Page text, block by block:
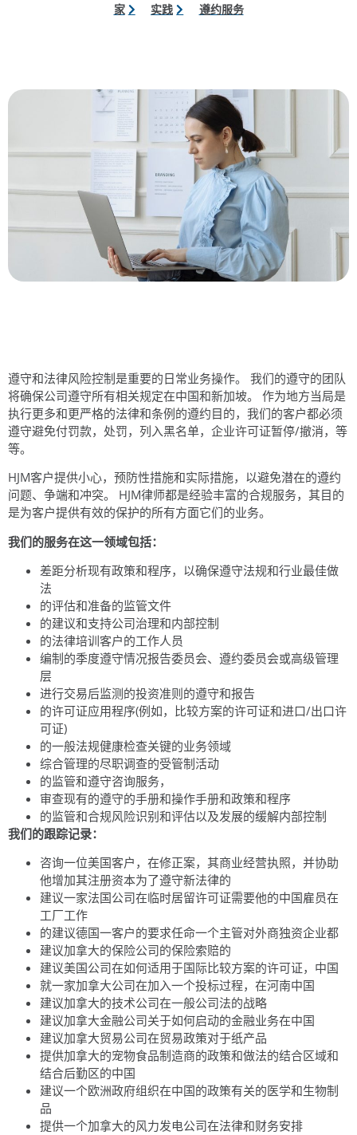
家 实践 遵约服务
遵守和法律风险控制是重要的日常业务操作。 我们的遵守的团队
将确保公司遵守所有相关规定在中国和新加坡。 作为地方当局是
执行更多和更严格的法律和条例的遵约目的，我们的客户都必须
遵守避免付罚款，处罚，列入黑名单，企业许可证暂停/撤消，等
等。
HJM客户提供小心，预防性措施和实际措施，以避免潜在的遵约
问题、争端和冲突。 HJM律师都是经验丰富的合规服务，其目的
是为客户提供有效的保护的所有方面它们的业务。
我们的服务在这一领域包括：
差距分析现有政策和程序，以确保遵守法规和行业最佳做
法
的评估和准备的监管文件
的建议和支持公司治理和内部控制
的法律培训客户的工作人员
编制的季度遵守情况报告委员会、遵约委员会或高级管理
层
进行交易后监测的投资准则的遵守和报告
的许可证应用程序(例如，比较方案的许可证和进口/出口许
可证)
的一般法规健康检查关键的业务领域
综合管理的尽职调查的受管制活动
的监管和遵守咨询服务，
审查现有的遵守的手册和操作手册和政策和程序
的监管和合规风险识别和评估以及发展的缓解内部控制
我们的跟踪记录：
咨询一位美国客户，在修正案，其商业经营执照，并协助
他增加其注册资本为了遵守新法律的
建议一家法国公司在临时居留许可证需要他的中国雇员在
工厂工作
的建议德国一客户的要求任命一个主管对外商独资企业都
建议加拿大的保险公司的保险索赔的
建议美国公司在如何适用于国际比较方案的许可证，中国
就一家加拿大公司在加入一个投标过程，在河南中国
建议加拿大的技术公司在一般公司法的战略
建议加拿大金融公司关于如何启动的金融业务在中国
建议加拿大贸易公司在贸易政策对于纸产品
提供加拿大的宠物食品制造商的政策和做法的结合区域和
结合后勤区的中国
建议一个欧洲政府组织在中国的政策有关的医学和生物制
品
提供一个加拿大的风力发电公司在法律和财务安排